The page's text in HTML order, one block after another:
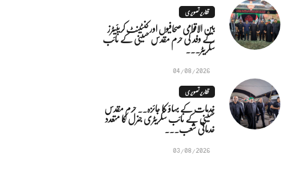
تقاریر تصویری
بین الاقوامی صحافیوں اور کنٹینٹ کریئیٹرز
کے وفد کی حرم مقدس حسینی کے نائب
سکریٹر...
04/08/2026
تقاریر تصویری
خدمات کے بہاؤ کا جائزہ.. حرم مقدس
حسینی کے نائب سکریٹری جنرل کا متعدد
خدماتی شعب...
03/08/2026